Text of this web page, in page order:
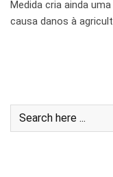
Medida cria ainda
causa danos à